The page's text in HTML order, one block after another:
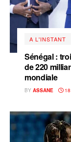
A L'INSTANT
Sénégal :
de 220
mondiale
BY ASSANE 18